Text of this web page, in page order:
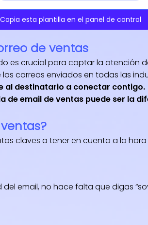
Copia esta plantilla en el panel de control
de ventas
es crucial para captar la atención
correos enviados en todas las
al destinatario a conectar contigo.
de email de ventas puede ser la
claves a tener en cuenta a la
email, no hace falta que digas